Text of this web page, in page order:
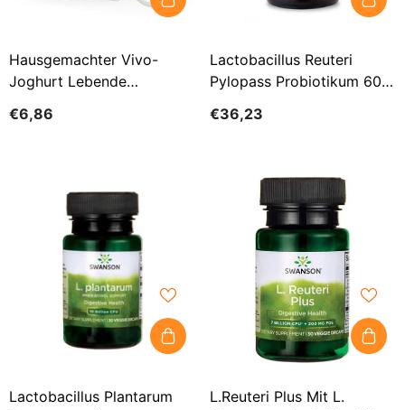
Hausgemachter Vivo-
Joghurt Lebende
ZAKWASKI VIVO
€6,86
Lactobacillus Reuteri
Pylopass Probiotikum 60
€36,23
Lactobacillus Plantarum
L.reuteri Plus Mit L.